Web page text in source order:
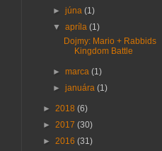
►júna(1)
▼apríla(1)
Dojmy: Mario + Rabbids
Kingdom Battle
►marca(1)
►januára(1)
► 2018 (6)
► 2017 (30)
► 2016 (31)